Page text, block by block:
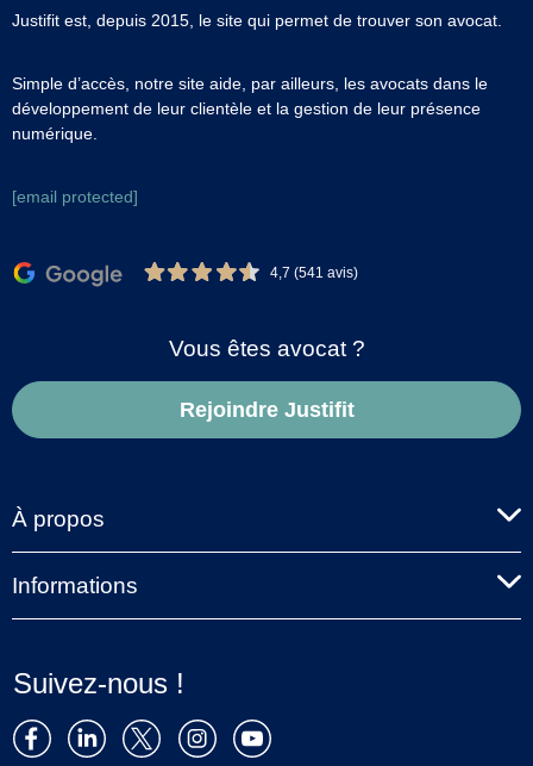
Justifit est, depuis 2015, le site qui permet de trouver son avocat.
Simple d’accès, notre site aide, par ailleurs, les avocats dans le
développement de leur clientèle et la gestion de leur présence
numérique.
[email protected]
4,7 (541 avis)
Vous êtes avocat ?
Rejoindre Justifit
À propos
Informations
Suivez-nous !